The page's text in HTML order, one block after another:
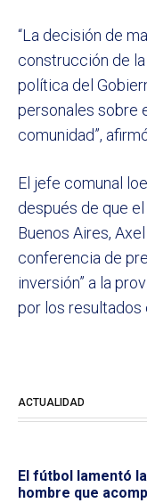
“La decisión de
construcción de
política del
personales sobre
comunidad”,
El jefe comunal
después de que
Buenos Aires,
conferencia de
inversión” a la
por los
ACTUALIDAD
El fútbol lamentó
hombre que